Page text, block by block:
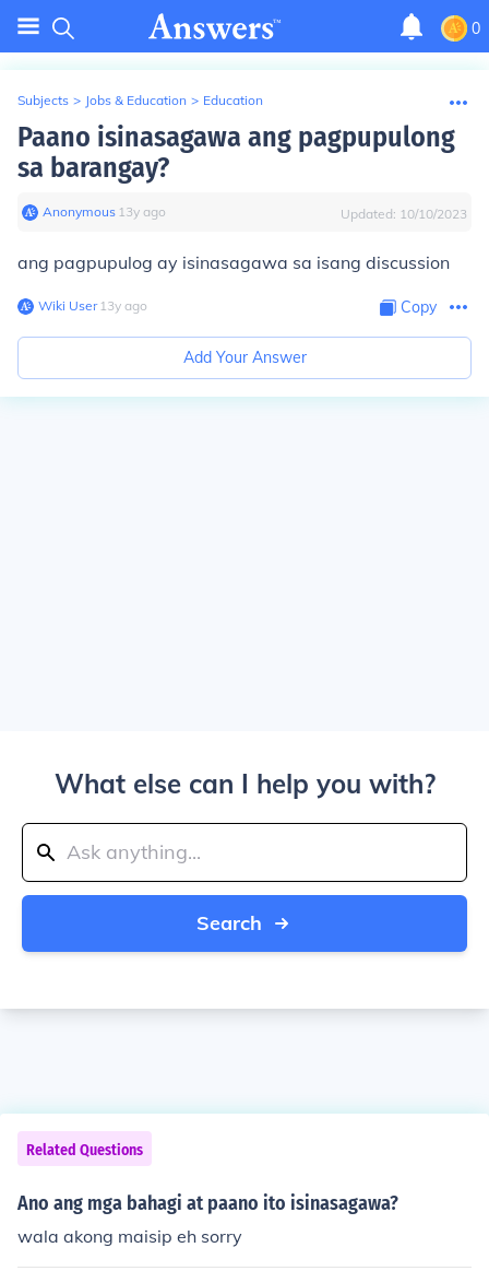
0
Subjects > Jobs & Education > Education
Paano isinasagawa ang pagpupulong
sa barangay?
Anonymous∙ 13y ago Updated: 10/10/2023
ang pagpupulog ay isinasagawa sa isang discussion
Wiki User∙13y ago Copy
Add Your Answer
What else can I help you with?
Search
Related Questions
Ano ang mga bahagi at paano ito isinasagawa?
wala akong maisip eh sorry